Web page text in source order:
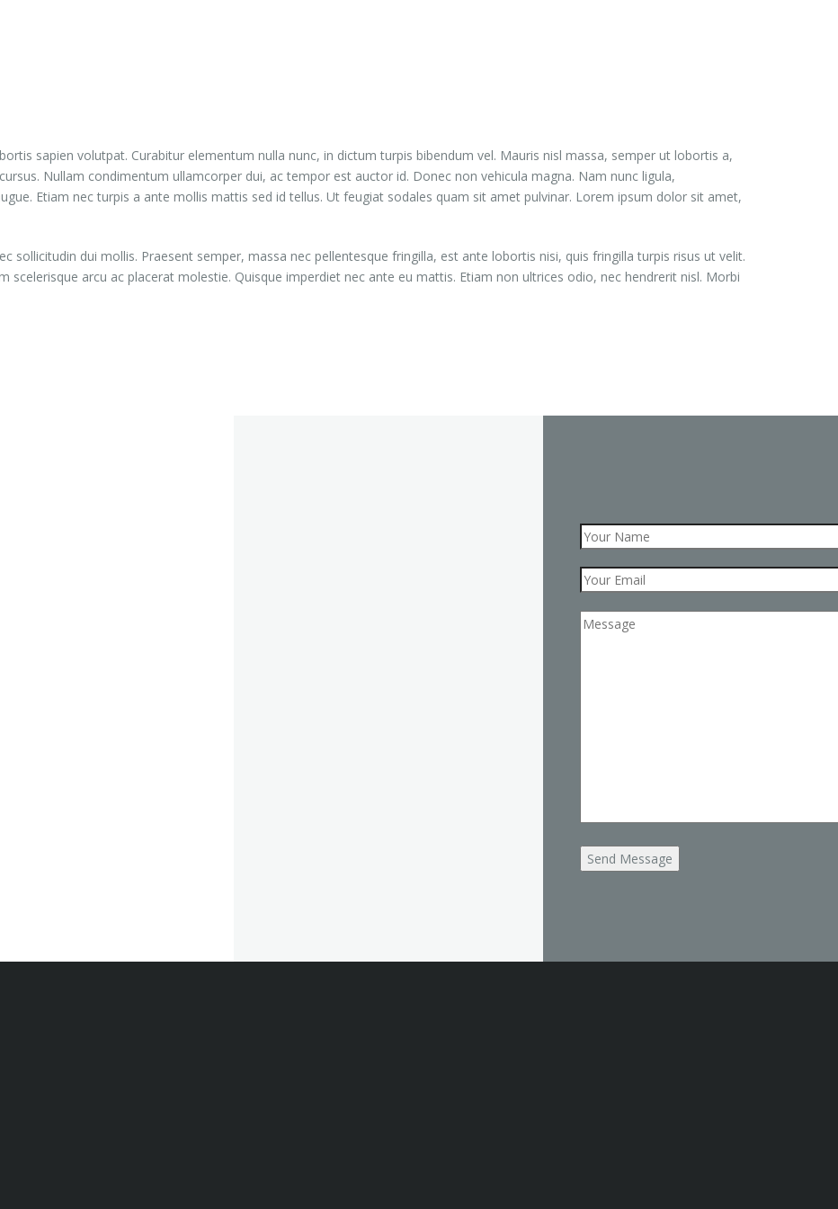
sapien volutpat. Curabitur elementum nulla nunc, in dictum turpis bibendum vel. Mauris nisl massa, semper ut lobortis a,
Nullam condimentum ullamcorper dui, ac tempor est auctor id. Donec non vehicula magna. Nam nunc ligula,
Etiam nec turpis a ante mollis mattis sed id tellus. Ut feugiat sodales quam sit amet pulvinar. Lorem ipsum dolor sit amet,
sollicitudin dui mollis. Praesent semper, massa nec pellentesque fringilla, est ante lobortis nisi, quis fringilla turpis risus ut velit.
scelerisque arcu ac placerat molestie. Quisque imperdiet nec ante eu mattis. Etiam non ultrices odio, nec hendrerit nisl. Morbi